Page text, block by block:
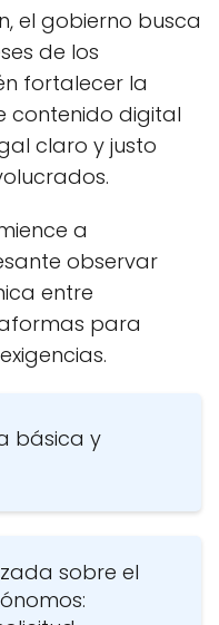
el gobierno busca
de los
fortalecer la
contenido digital
claro y justo
a
observar
entre
para
básica y
sobre el